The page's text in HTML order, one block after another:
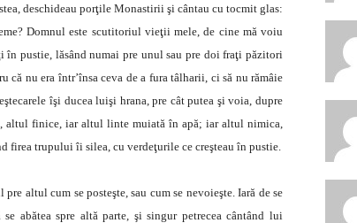
deschideau porţile Monastirii şi cântau cu tocmit glas:
Domnul este scutitoriul vieţii mele, de cine mă voiu
în pustie, lăsând numai pre unul sau pre doi fraţi păzitori
că nu era într’însa ceva de a fura tâlharii, ci să nu rămâie
îşi ducea luişi hrana, pre cât putea şi voia, dupre
altul finice, iar altul linte muiată în apă; iar altul nimica,
firea trupului îi silea, cu verdeţurile ce creşteau în pustie.
altul cum se posteşte, sau cum se nevoieşte. Iară de se
abătea spre altă parte, şi singur petrecea cântând lui